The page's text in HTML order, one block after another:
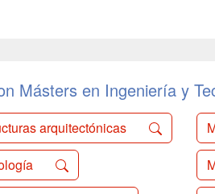
Másters en Ingeniería y
arquitectónicas